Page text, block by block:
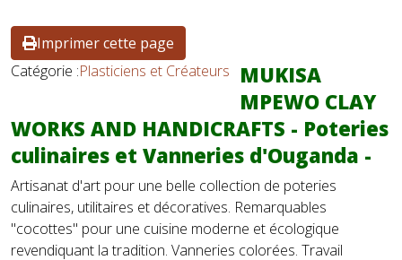
Imprimer cette page
Catégorie :Plasticiens et Créateurs
MUKISA
MPEWO CLAY
WORKS AND HANDICRAFTS - Poteries
culinaires et Vanneries d'Ouganda -
Artisanat d'art pour une belle collection de poteries
culinaires, utilitaires et décoratives. Remarquables
"cocottes" pour une cuisine moderne et écologique
revendiquant la tradition. Vanneries colorées. Travail